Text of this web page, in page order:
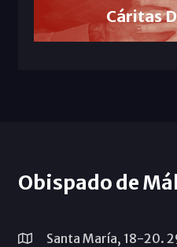
Cáritas
Obispado de
Santa María, 18-20.